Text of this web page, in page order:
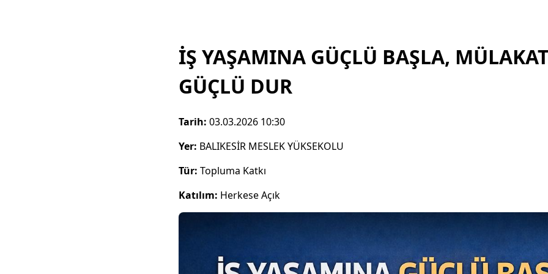
İŞ YAŞAMINA GÜÇLÜ BAŞLA,
GÜÇLÜ DUR
Tarih: 03.03.2026 10:30
Yer: BALIKESİR MESLEK YÜKSEKOLU
Tür: Topluma Katkı
Katılım: Herkese Açık